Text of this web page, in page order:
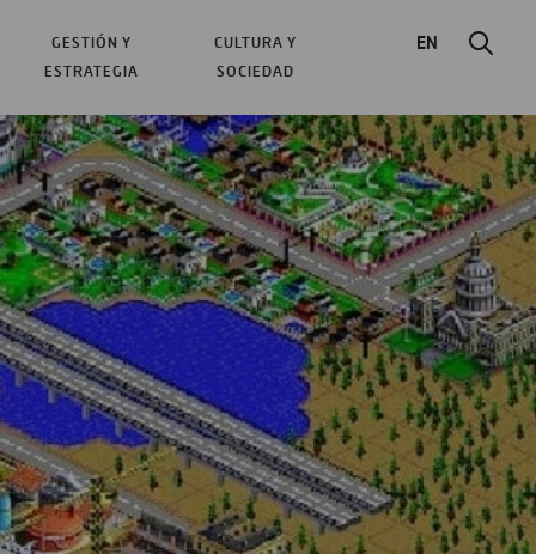
GESTIÓN Y
ESTRATEGIA
CULTURA Y
SOCIEDAD
EN